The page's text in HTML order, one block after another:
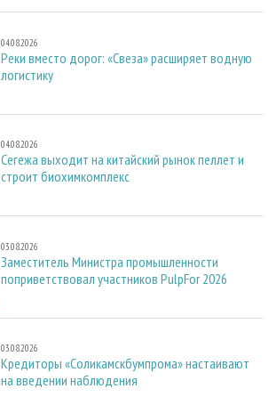
04.08.2026
Реки вместо дорог: «Свеза» расширяет водную
логистику
04.08.2026
Сегежа выходит на китайский рынок пеллет и
строит биохимкомплекс
03.08.2026
Заместитель Министра промышленности
поприветствовал участников PulpFor 2026
03.08.2026
Кредиторы «Соликамскбумпрома» настаивают
на введении наблюдения